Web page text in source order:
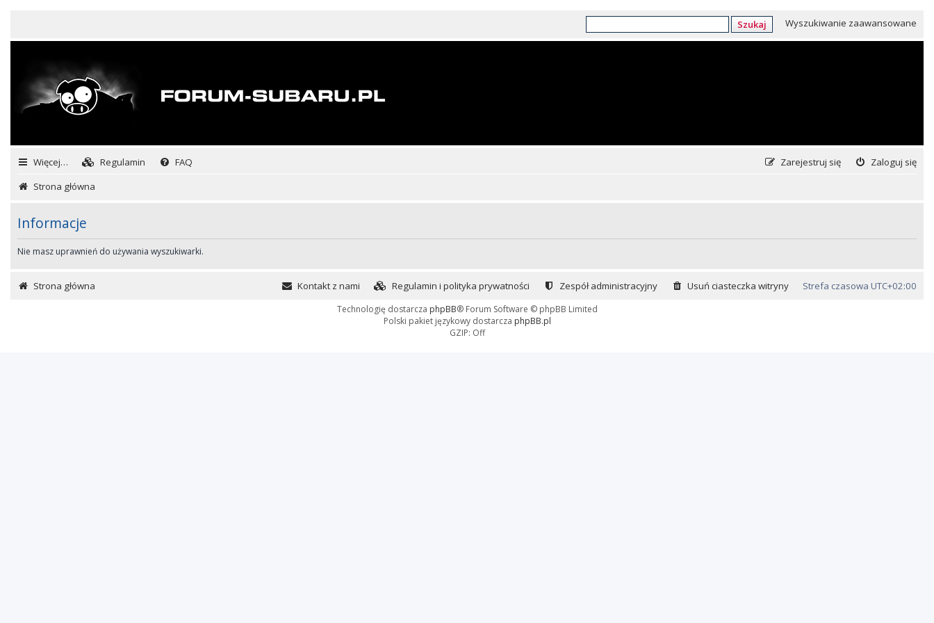
Szukaj Wyszukiwanie zaawansowane
Więcej… Regulamin FAQ Zaloguj się
Zarejestruj się
Strona główna
Informacje
Nie masz uprawnień do używania wyszukiwarki.
Strona główna Strefa czasowa UTC+02:00
Usuń ciasteczka witryny
Zespół administracyjny
Regulamin i polityka prywatności
Kontakt z nami
Technologię dostarcza phpBB® Forum Software © phpBB Limited
Polski pakiet językowy dostarcza phpBB.pl
GZIP: Off